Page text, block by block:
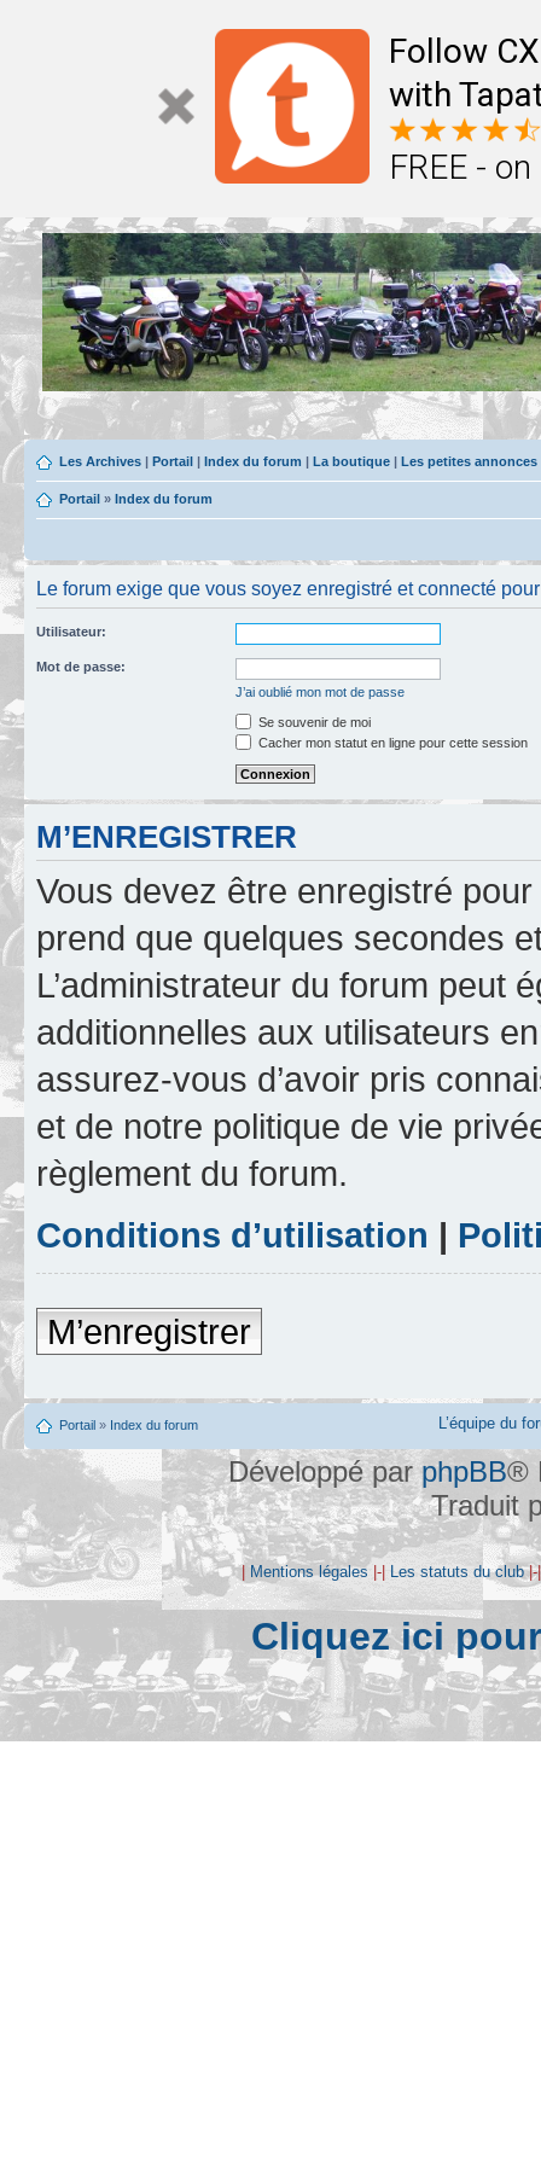
Follow
with
FREE -
Les Archives | Portail | Index du forum | La boutique | Les petites
Portail » Index du forum
Le forum exige que vous soyez enregistré et connecté
Utilisateur:
Mot de passe:
J’ai oublié mon mot de passe
Se souvenir de moi
Cacher mon statut en ligne pour cette session
M’ENREGISTRER
Vous devez être enregistré
prend que quelques secondes
L’administrateur du forum peut
additionnelles aux utilisateurs
assurez-vous d’avoir pris
et de notre politique de vie
règlement du forum.
Conditions d’utilisation |
M’enregistrer
Portail » Index du forum L’équipe du
Développé parphpBB®
Traduit
| Mentions légales |-| Les statuts du club
Cliquez ici